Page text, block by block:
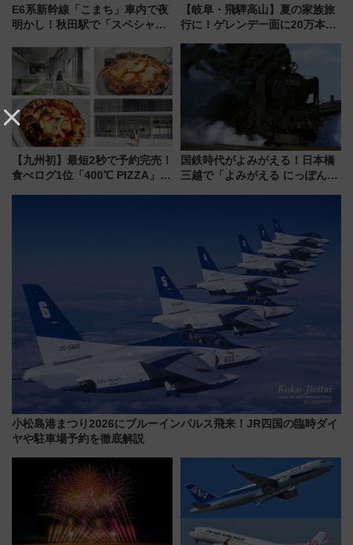
E6系新幹線「こまち」車内で夜
明かし！秋田駅で「スペシャル
法は？
【岐阜・飛騨高山】夏の家族旅
行に！ゲレンデ一面に20万本の
アひまわり園」開園
【九州初】最短2秒で予約完売！
食べログ1位「400℃ PIZZA」が
国鉄時代がよみがえる！日本橋
三越で「よみがえる にっぽんの
小松島港まつり2026にブルーインパルス飛来！JR四国の臨時ダイ
ヤや駐車場予約を徹底解説